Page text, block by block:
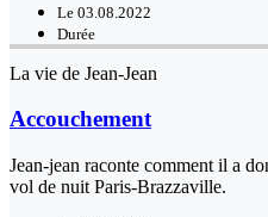
Le 03.08.2022
Durée
La vie de Jean-Jean
Accouchement
Jean-jean raconte comment il a
vol de nuit Paris-Brazzaville.